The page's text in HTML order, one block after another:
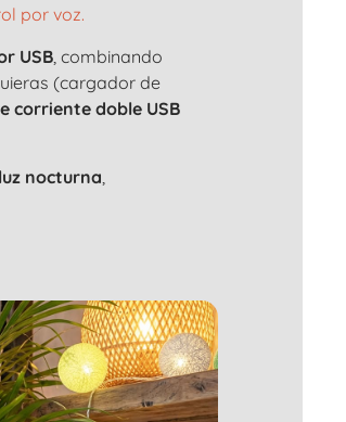
por voz.
USB, combinando
(cargador de
corriente doble USB
luz nocturna,